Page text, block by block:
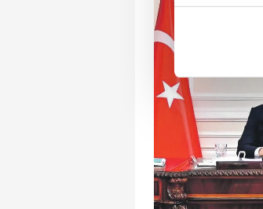
içerikleri
Sizlere daha
çerezler
amacıyla
reklam/
Çerezlere